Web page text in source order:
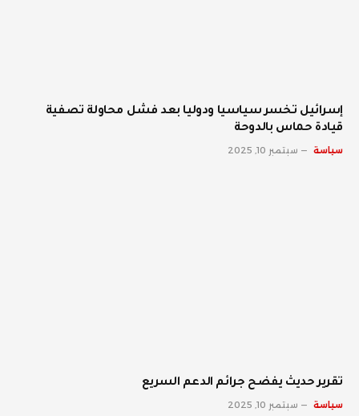
إسرائيل تخسر سياسيا ودوليا بعد فشل محاولة تصفية
قيادة حماس بالدوحة
سياسة سبتمبر 10, 2025
تقرير حديث يفضح جرائم الدعم السريع
سياسة سبتمبر 10, 2025